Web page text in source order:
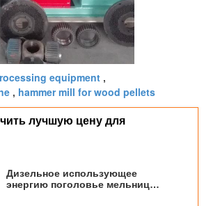
equipment ,
, hammer mill for wood pellets
лучшую цену для
Дизельное использующее
энергию поголовье мельницы